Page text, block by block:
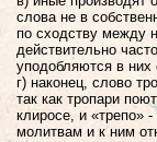
слова не в
по сходству между
действительно
уподобляются в них
г) наконец, слово
так как тропари
клиросе, и «трепо»
молитвам и к ним